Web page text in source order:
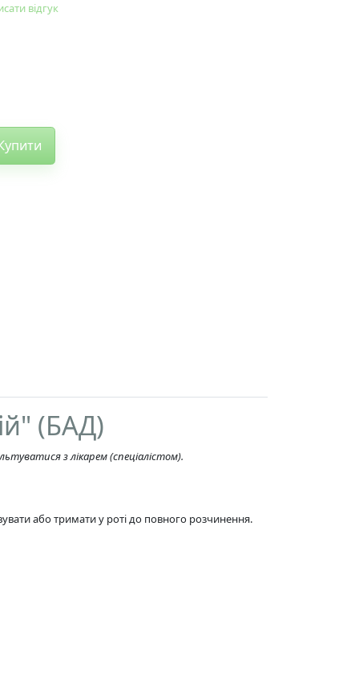
відгук
(БАД)
з лікарем (спеціалістом).
або тримати у роті до повного розчинення.